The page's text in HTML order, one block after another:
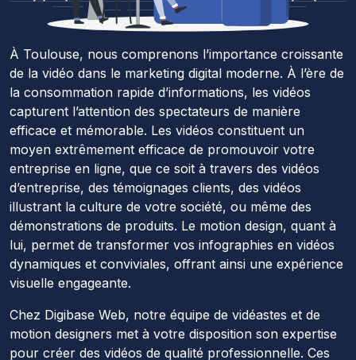
À Toulouse, nous comprenons l’importance croissante
de la vidéo dans le marketing digital moderne. À l’ère de
la consommation rapide d’informations, les vidéos
capturent l’attention des spectateurs de manière
efficace et mémorable. Les vidéos constituent un
moyen extrêmement efficace de promouvoir votre
entreprise en ligne, que ce soit à travers des vidéos
d’entreprise, des témoignages clients, des vidéos
illustrant la culture de votre société, ou même des
démonstrations de produits. Le motion design, quant à
lui, permet de transformer vos infographies en vidéos
dynamiques et conviviales, offrant ainsi une expérience
visuelle engageante.
Chez Digibase Web, notre équipe de vidéastes et de
motion designers met à votre disposition son expertise
pour créer des vidéos de qualité professionnelle. Ces